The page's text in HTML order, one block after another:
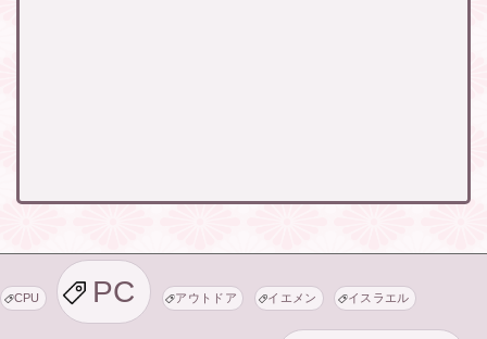
CPU PC アウトドア イエメン イスラエル